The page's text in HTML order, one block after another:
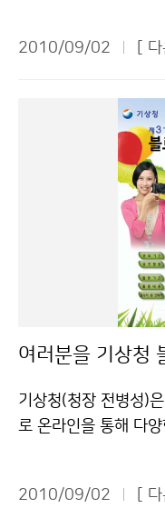
듯 저작물은 "공공누
가속시키는 역할을 하
강도는 강한 태풍이
의 오른쪽에 놓였다.
태풍을 진행시키는
이 합성되어 풍속이
오른쪽에 놓인 지역
풍 ‘곤파스’가 남긴
s)이 설악산 40.7, 미
(태안, 46.2), 흑산도
5)로 강한 바람이 불
오는 태풍의 길목에
것으로 전망된다. 또
나라에 북태평양 가
개 정도 태풍이 우리
2010/09/02 [
여러분을 기상청
기상청(청장 전병성)
로 온라인을 통해 다
글쓰기를 좋아하는 사
2010/09/02 [